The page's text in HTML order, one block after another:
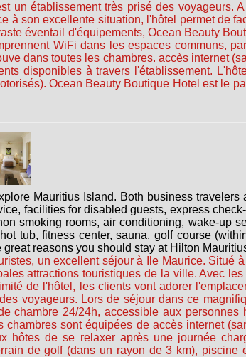
un établissement très prisé des voyageurs.
à son excellente situation, l'hôtel permet de
éventail d'équipements, Ocean Beauty
WiFi dans les espaces communs,
dans toutes les chambres. accès internet
disponibles à travers l'établissement.
Ocean Beauty Boutique Hotel est le
Mauritius Island. Both business travelers
facilities for disabled guests, express
smoking rooms, air conditioning, wake-up
tub, fitness center, sauna, golf course
reasons you should stay at Hilton
un excellent séjour à Ile Maurice. Situé
attractions touristiques de la ville. Avec
de l'hôtel, les clients vont adorer
voyageurs. Lors de séjour dans ce
chambre 24/24h, accessible aux personnes
sont équipées de accès internet
hôtes de se relaxer après une journée
de golf (dans un rayon de 3 km), piscine